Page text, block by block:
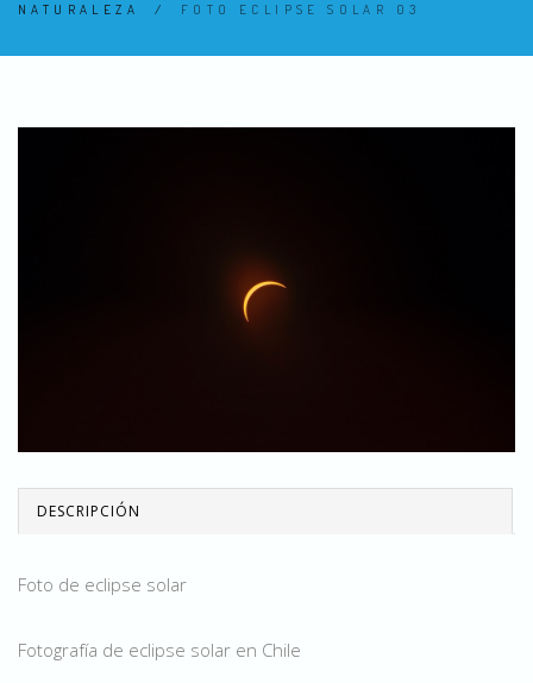
NATURALEZA
/ FOTO ECLIPSE SOLAR 03
DESCRIPCIÓN
Foto de eclipse solar
Fotografía de eclipse solar en Chile